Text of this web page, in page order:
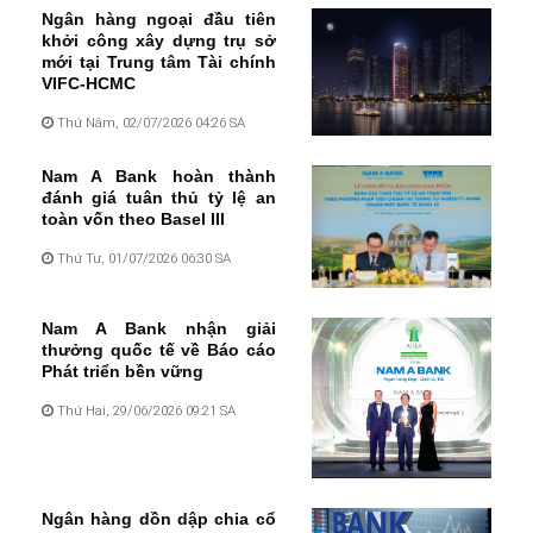
Ngân hàng ngoại đầu tiên
khởi công xây dựng trụ sở
mới tại Trung tâm Tài chính
VIFC-HCMC
Thứ Năm, 02/07/2026 04:26 SA
Nam A Bank hoàn thành
đánh giá tuân thủ tỷ lệ an
toàn vốn theo Basel III
Thứ Tư, 01/07/2026 06:30 SA
Nam A Bank nhận giải
thưởng quốc tế về Báo cáo
Phát triển bền vững
Thứ Hai, 29/06/2026 09:21 SA
Ngân hàng dồn dập chia cổ